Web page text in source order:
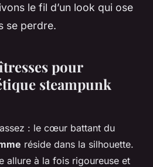
le fil d’un look qui ose
se perdre.
pour
steampunk
: le cœur battant du
réside dans la silhouette.
allure à la fois rigoureuse et